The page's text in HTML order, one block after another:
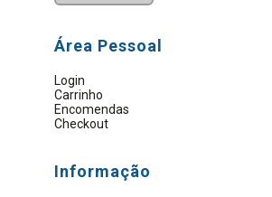
Área Pessoal
Login
Carrinho
Encomendas
Checkout
Informação